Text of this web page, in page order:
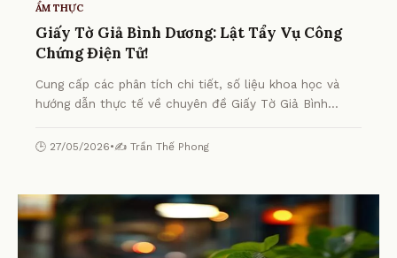
ẨM THỰC
Giấy Tờ Giả Bình Dương: Lật Tẩy Vụ Công
Chứng Điện Tử!
Cung cấp các phân tích chi tiết, số liệu khoa học và
hướng dẫn thực tế về chuyên đề Giấy Tờ Giả Bình
🕒 27/05/2026•✍️ Trần Thế Phong